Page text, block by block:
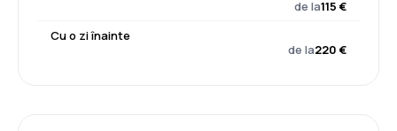
de la115 €
Cu o zi înainte
de la220 €